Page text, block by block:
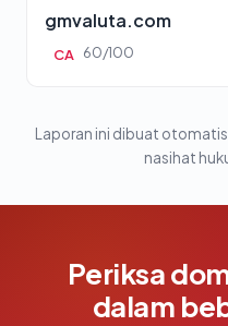
gmvaluta.com
CA 60/100
Laporan ini dibuat otomatis
nasihat
Periksa
dalam